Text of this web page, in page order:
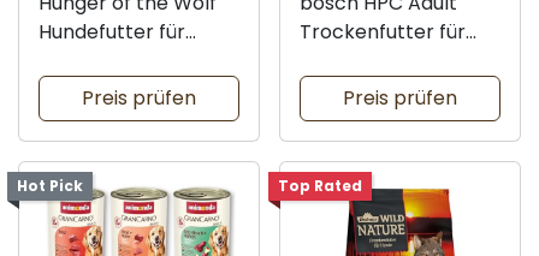
Hundefutter für
Preis prüfen
Trockenfutter für
Preis prüfen
Hot Pick Top Rated